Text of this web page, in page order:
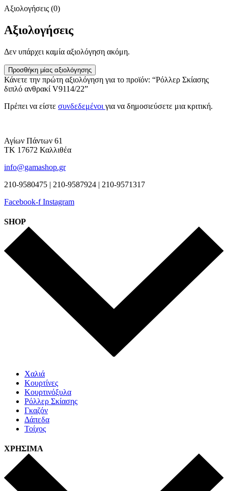
Αξιολογήσεις (0)
Αξιολογήσεις
Δεν υπάρχει καμία αξιολόγηση ακόμη.
Προσθήκη μίας αξιολόγησης
Κάνετε την πρώτη αξιολόγηση για το προϊόν: “Ρόλλερ Σκίασης
διπλό ανθρακί V9114/22”
Πρέπει να είστε συνδεδεμένοι για να δημοσιεύσετε μια κριτική.
Αγίων Πάντων 61
ΤΚ 17672 Καλλιθέα
info@gamashop.gr
210-9580475 | 210-9587924 | 210-9571317
Facebook-f Instagram
SHOP
Χαλιά
Κουρτίνες
Κουρτινόξυλα
Ρόλλερ Σκίασης
Γκαζόν
Δάπεδα
Τοίχος
ΧΡΗΣΙΜΑ